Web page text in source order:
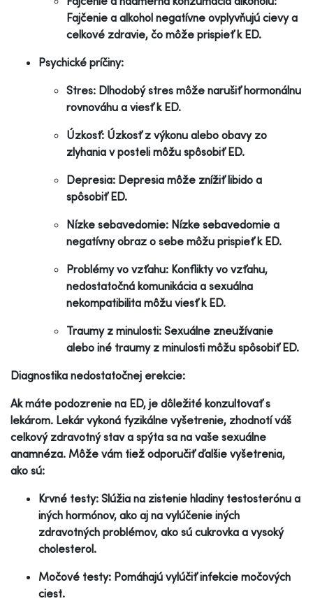
Fajčenie a alkohol negatívne ovplyvňujú cievy a
celkové zdravie, čo môže prispieť k ED.
Psychické príčiny:
Stres: Dlhodobý stres môže narušiť hormonálnu
rovnováhu a viesť k ED.
Úzkosť: Úzkosť z výkonu alebo obavy zo
zlyhania v posteli môžu spôsobiť ED.
Depresia: Depresia môže znížiť libido a
spôsobiť ED.
Nízke sebavedomie: Nízke sebavedomie a
negatívny obraz o sebe môžu prispieť k ED.
Problémy vo vzťahu: Konflikty vo vzťahu,
nedostatočná komunikácia a sexuálna
nekompatibilita môžu viesť k ED.
Traumy z minulosti: Sexuálne zneužívanie
alebo iné traumy z minulosti môžu spôsobiť ED.
Diagnostika nedostatočnej erekcie:
Ak máte podozrenie na ED, je dôležité konzultovať s
lekárom. Lekár vykoná fyzikálne vyšetrenie, zhodnotí váš
celkový zdravotný stav a spýta sa na vaše sexuálne
anamnéza. Môže vám tiež odporučiť ďalšie vyšetrenia,
ako sú:
Krvné testy: Slúžia na zistenie hladiny testosterónu a
iných hormónov, ako aj na vylúčenie iných
zdravotných problémov, ako sú cukrovka a vysoký
cholesterol.
Močové testy: Pomáhajú vylúčiť infekcie močových
ciest.